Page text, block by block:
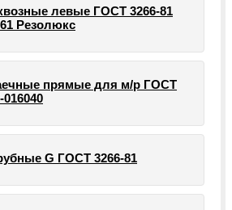
левые ГОСТ 3266-81
Резолюкс
прямые для м/р ГОСТ
G ГОСТ 3266-81